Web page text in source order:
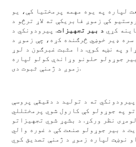
لپاره په یوه مهمه پرمختیا کې، یو
کې زموږ فابریکې ته لاړ ترڅو د
کړي د بیر تجهیزات. پیرودونکي د
ډیر خوښي څرګنده کړه، چې زموږ د
په نښه کوي. دا مثبت غبرګون د لوړ
جوړولو حلونو وړاندې کولو لپاره
زموږ د ژمنې ثبوت دی.
ته د تولید د دقیقې پروسې
په جوړولو کې کارول شوي پرمختللي
نظر ورکړ. د بشپړ شوي تجهیزاتو
د بیر جوړولو صنعت کې د غوره والي